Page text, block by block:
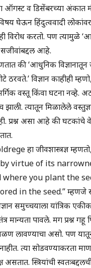
व डिसेंबरच्या अंकात
घेऊन हिंदुत्ववादी
विरोध करतो. पण त्यामुळे
आहे.
की ‘आधुनिक
ठरवते.’ विज्ञान काहीही
वस्तू किंवा घटना नव्हे.
झाली. त्यातून मिळालेले
प्रश्न असा आहे की घटकांचे
हा जीवशास्त्रज्ञ
virtue of its
where you plant the
in the seed.” म्हणजे
समुच्चयाला यांत्रिक
मान्यता पावले. मग प्रश्न
लावण्याचा असो. पण
त्या सोडवण्याकरता
असतात. स्त्रियांची